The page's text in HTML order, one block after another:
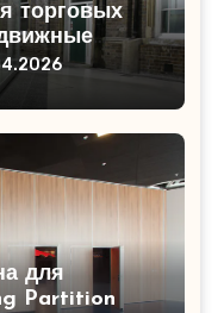
торговых
для
Partition